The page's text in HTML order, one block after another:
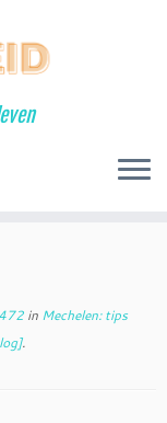
in Mechelen: tips
.